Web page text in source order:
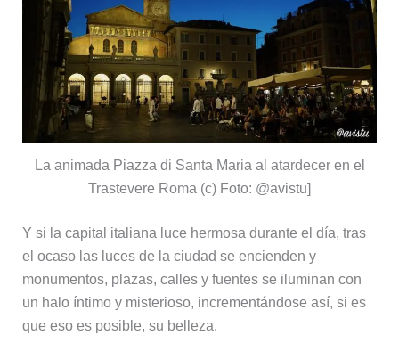
La animada Piazza di Santa Maria al atardecer en el
Trastevere Roma (c) Foto: @avistu]
Y si la capital italiana luce hermosa durante el día, tras
el ocaso las luces de la ciudad se encienden y
monumentos, plazas, calles y fuentes se iluminan con
un halo íntimo y misterioso, incrementándose así, si es
que eso es posible, su belleza.